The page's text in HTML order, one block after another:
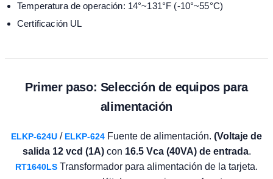
Temperatura de operación: 14°~131°F (-10°~55°C)
Certificación UL
Primer paso: Selección de equipos para
alimentación
ELKP-624U / ELKP-624 Fuente de alimentación. (Voltaje de
salida 12 vcd (1A)con 16.5 Vca (40VA) de entrada.
RT1640LS Transformador para alimentación de la tarjeta.